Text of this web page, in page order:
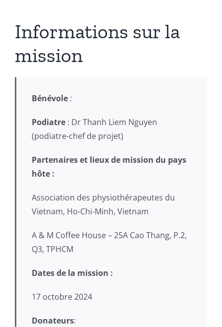
Informations sur la
mission
Bénévole:
Podiatre: Dr Thanh Liem Nguyen
(podiatre-chef de projet)
Partenaires et lieux de mission du pays
hôte :
Association des physiothérapeutes du
Vietnam, Ho-Chi-Minh, Vietnam
A & M Coffee House – 25A Cao Thang, P.2,
Q3, TPHCM
Dates de la mission :
17 octobre 2024
Donateurs: